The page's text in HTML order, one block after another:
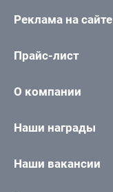
Реклама на сайте
Прайс-лист
О компании
Наши награды
Наши вакансии